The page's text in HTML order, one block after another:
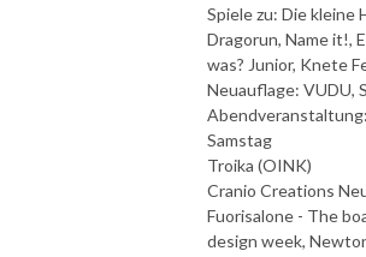
Spiele zu: Die kleine
Dragorun, Name it!,
was? Junior, Knete
Neuauflage: VUDU,
Samstag
Troika (OINK)
Cranio Creations
Fuorisalone - The
design week,